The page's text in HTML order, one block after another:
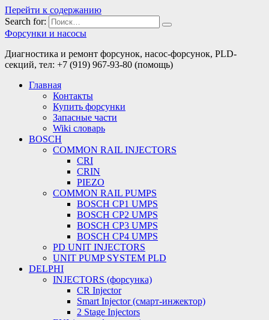
Перейти к содержанию
Search for:
Форсунки и насосы
Диагностика и ремонт форсунок, насос-форсунок, PLD-
секций, тел: +7 (919) 967-93-80 (помощь)
Главная
Контакты
Купить форсунки
Запасные части
Wiki словарь
BOSCH
COMMON RAIL INJECTORS
CRI
CRIN
PIEZO
COMMON RAIL PUMPS
BOSCH CP1 UMPS
BOSCH CP2 UMPS
BOSCH CP3 UMPS
BOSCH CP4 UMPS
PD UNIT INJECTORS
UNIT PUMP SYSTEM PLD
DELPHI
INJECTORS (форсунка)
CR Injector
Smart Injector (смарт-инжектор)
2 Stage Injectors